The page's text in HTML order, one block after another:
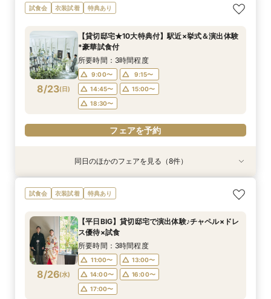
8/22(土)
【初見学におすすめ◎】全館見学×豪華試食
*「即決ナシ」相談会
9:00〜
10:00〜
14:30〜
15:00〜
フェアを予約
8/22(土)
【遠方の方◎オンライン相談会】スマホで簡単！
豪華5大特典付き
9:00〜
10:00〜
14:30〜
15:00〜
フェアを予約
8/22(土)
【少人数婚に人気*】お得な限定プラン＆会食相
談会×豪華試食付
9:00〜
10:00〜
14:45〜
15:00〜
フェアを予約
8/22(土)
【和婚検討&おもてなし重視】優待×贅沢フレン
チ試食付*相談会
9:00〜
14:45〜
15:00〜
18:30〜
フェアを予約
8/22(土)
【マタニティ＆パパママキッズ婚】実績豊富！安
心設備＆スタッフ
9:00〜
14:45〜
15:00〜
18:30〜
フェアを予約
8/22(土)
【播磨・但馬・丹波カップルにおススメ♪】貸切
体験*試食＆特典付き
9:00〜
14:45〜
15:00〜
18:30〜
フェアを予約
8/22(土)
【おもてなし◎料理ランクUP特典】貸切邸宅
ALL体験×国産牛試食
9:00〜
14:45〜
15:00〜
18:30〜
フェアを予約
8/22(土)
【大切なペットと一緒に】挙式＆披露宴どちらも
OK！
9:00〜
14:45〜
15:00〜
18:30〜
フェアを予約
試食会 衣装試着 特典あり
8/23(日)
【貸切邸宅★10大特典付】駅近×挙式＆演出体験
*豪華試食付
所要時間：3時間程度
9:00〜
9:15〜
14:45〜
15:00〜
18:30〜
フェアを予約
8/23(日)
【遠方の方◎オンライン相談会】スマホで簡単！
豪華5大特典付き
9:00〜
10:00〜
14:30〜
15:00〜
フェアを予約
衣装試着
8/23(日)
【少人数婚に人気*】お得な限定プラン＆会食相
談会×豪華試食付
9:00〜
10:00〜
14:45〜
15:00〜
フェアを予約
衣装試着 特典あり
8/23(日)
【和婚検討&おもてなし重視】優待×贅沢フレン
チ試食付*相談会
9:00〜
14:45〜
15:00〜
18:30〜
フェアを予約
衣装試着 特典あり
8/23(日)
【マタニティ＆パパママキッズ婚】実績豊富！安
心設備＆スタッフ
9:00〜
14:45〜
15:00〜
18:30〜
フェアを予約
衣装試着 特典あり
8/23(日)
【播磨・但馬・丹波カップルにおススメ♪】貸切
体験*試食＆特典付き
9:00〜
14:45〜
15:00〜
18:30〜
フェアを予約
衣装試着 特典あり
8/23(日)
【おもてなし◎料理ランクUP特典】貸切邸宅
ALL体験×国産牛試食
9:00〜
14:45〜
15:00〜
18:30〜
フェアを予約
衣装試着 特典あり
8/23(日)
【大切なペットと一緒に】挙式＆披露宴どちらも
OK！
9:00〜
14:45〜
15:00〜
18:30〜
フェアを予約
衣装試着 特典あり
8/23(日)
≪"憧れ"花嫁体験≫純白クリスタルチャペル×階
段演出★無料試食
9:00〜
14:45〜
15:00〜
18:30〜
フェアを予約
同日のほかのフェアを見る（8件）
試食会 衣装試着 特典あり
8/26(水)
【平日BIG】貸切邸宅で演出体験♪チャペル×ドレ
ス優待×試食
所要時間：3時間程度
11:00〜
13:00〜
14:00〜
16:00〜
17:00〜